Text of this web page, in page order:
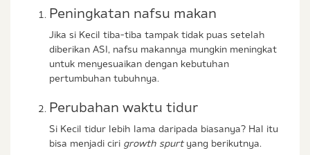
Peningkatan nafsu makan
Jika si Kecil tiba-tiba tampak tidak puas setelah
diberikan ASI, nafsu makannya mungkin meningkat
untuk menyesuaikan dengan kebutuhan
pertumbuhan tubuhnya.
Perubahan waktu tidur
Si Kecil tidur lebih lama daripada biasanya? Hal itu
bisa menjadi ciri growth spurt yang berikutnya.